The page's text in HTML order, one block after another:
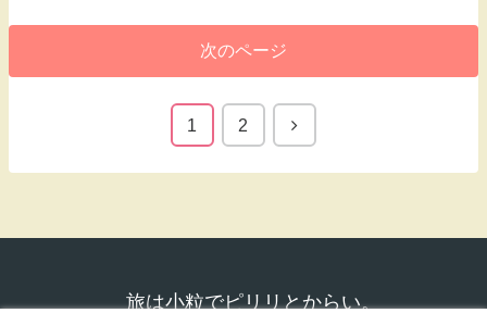
次のページ
1 2
旅は小粒でピリリとからい。